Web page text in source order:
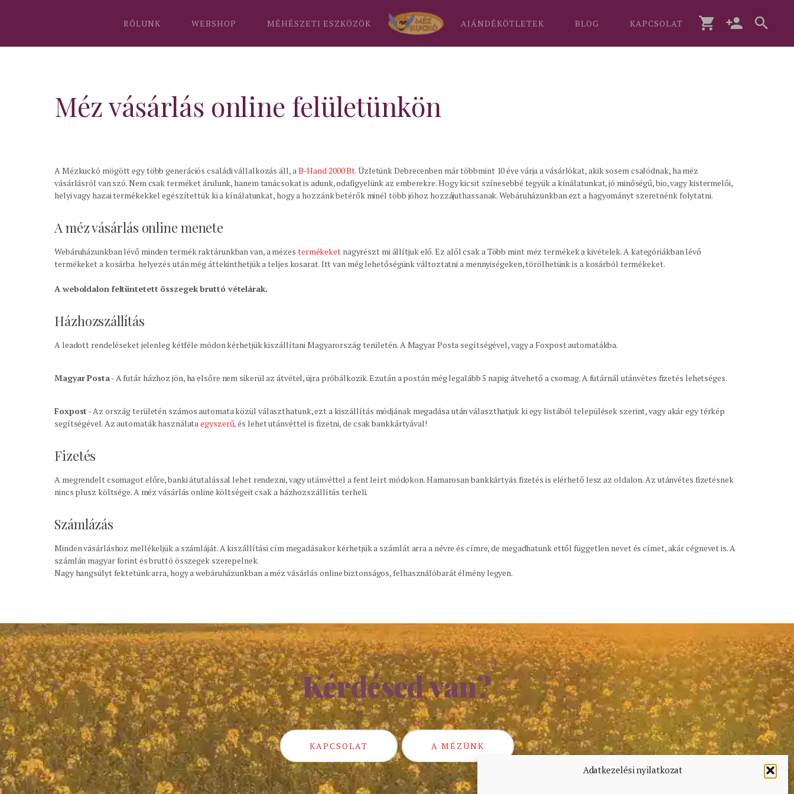
Adatkezelési nyilatkozat
RÓLUNK WEBSHOP MÉHÉSZETI ESZKÖZÖK AJÁNDÉKÖTLETEK BLOG KAPCSOLAT
Méz vásárlás online felületünkön
A Mézkuckó mögött egy több generációs családi vállalkozás áll, a B-Hand 2000 Bt.Üzletünk Debrecenben már többmint 10 éve várja a vásárlókat, akik sosem csalódnak, ha méz
vásárlásról van szó. Nem csak terméket árulunk, hanem tanácsokat is adunk, odafigyelünk az emberekre. Hogy kicsit színesebbé tegyük a kínálatunkat, jó minőségű, bio, vagy kistermelői,
helyi vagy hazai termékekkel egészítettük ki a kínálatunkat, hogy a hozzánk betérők minél több jóhoz hozzájuthassanak. Webáruházunkban ezt a hagyományt szeretnénk folytatni.
A méz vásárlás online menete
Webáruházunkban lévő minden termék raktárunkban van, a mézes termékeketnagyrészt mi állítjuk elő. Ez alől csak a Több mint méz termékek a kivételek. A kategóriákban lévő
termékeket a kosárba helyezés után még áttekinthetjük a teljes kosarat. Itt van még lehetőségünk változtatni a mennyiségeken, törölhetünk is a kosárból termékeket.
A weboldalon feltüntetett összegek bruttó vételárak.
Házhozszállítás
A leadott rendeléseket jelenleg kétféle módon kérhetjük kiszállítani Magyarország területén. A Magyar Posta segítségével, vagy a Foxpost automatákba.
Magyar Posta- A futár házhoz jön, ha elsőre nem sikerül az átvétel, újra próbálkozik. Ezután a postán még legalább 5 napig átvehető a csomag. A futárnál utánvétes fizetés lehetséges.
Foxpost - Az ország területén számos automata közül választhatunk, ezt a kiszállítás módjának megadása után választhatjuk ki egy listából települések szerint, vagy akár egy térkép
segítségével. Az automaták használataegyszerű,és lehet utánvéttel is fizetni, de csak bankkártyával!
Fizetés
A megrendelt csomagot előre, banki átutalással lehet rendezni, vagy utánvéttel a fent leírt módokon. Hamarosan bankkártyás fizetés is elérhető lesz az oldalon. Az utánvétes fizetésnek
nincs plusz költsége. A méz vásárlás online költségeit csak a házhozszállítás terheli.
Számlázás
Minden vásárláshoz mellékeljük a számláját. A kiszállítási cím megadásakor kérhetjük a számlát arra a névre és címre, de megadhatunk ettől független nevet és címet, akár cégnevet is. A
számlán magyar forint és bruttó összegek szerepelnek.
Nagy hangsúlyt fektetünk arra, hogy a webáruházunkban a méz vásárlás online biztonságos, felhasználóbarát élmény legyen.
Kérdésed van?
KAPCSOLAT A MÉZÜNK